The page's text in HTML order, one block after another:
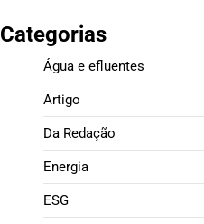
Categorias
Água e efluentes
Artigo
Da Redação
Energia
ESG